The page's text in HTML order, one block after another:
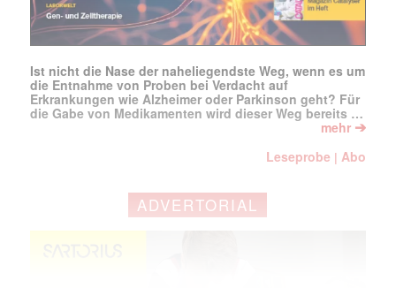
Ist nicht die Nase der naheliegendste Weg, wenn es um
die Entnahme von Proben bei Verdacht auf
Erkrankungen wie Alzheimer oder Parkinson geht? Für
die Gabe von Medikamenten wird dieser Weg bereits …
mehr ➔
Leseprobe |Abo
ADVERTORIAL